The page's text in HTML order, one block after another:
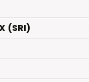
(SRI)